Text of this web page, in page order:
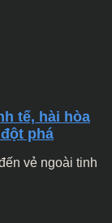
tế, hài hòa
phá
vẻ ngoài tinh